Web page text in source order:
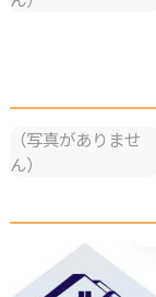
（写真がありませ
ん）